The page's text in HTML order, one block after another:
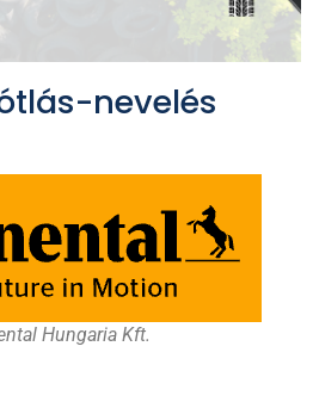
nevelés
Hungaria Kft.